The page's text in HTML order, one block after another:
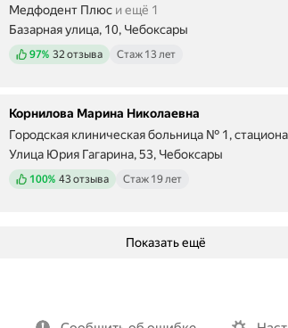
Медфодент Плюс и ещё 1
Базарная улица, 10, Чебоксары
Положительных отзывов
97% 32 отзыва Стаж 13 лет
Корнилова Марина Николаевна
Городская клиническая больница № 1,
Улица Юрия Гагарина, 53, Чебоксары
Положительных отзывов
100% 43 отзыва Стаж 19 лет
Показать ещё